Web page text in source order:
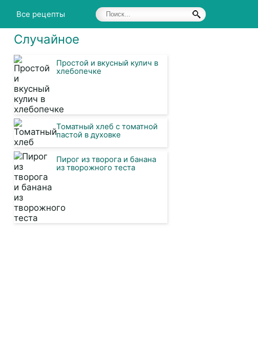
Все рецепты
Случайное
Простой и вкусный кулич в
хлебопечке
Томатный хлеб с томатной
пастой в духовке
Пирог из творога и банана
из творожного теста